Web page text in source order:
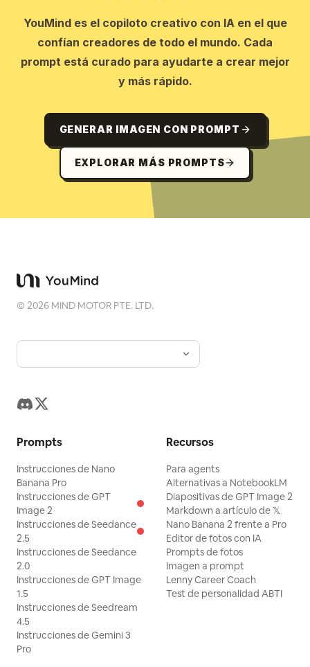
YouMind es el copiloto creativo con IA en el que
confían creadores de todo el mundo. Cada
prompt está curado para ayudarte a crear mejor
y más rápido.
GENERAR IMAGEN CON PROMPT
EXPLORAR MÁS PROMPTS
©2026 MIND MOTOR PTE. LTD.
Prompts
Instrucciones de Nano
Banana Pro
Instrucciones de GPT
Image 2
Instrucciones de Seedance
2.5
Instrucciones de Seedance
2.0
Instrucciones de GPT Image
1.5
Instrucciones de Seedream
4.5
Instrucciones de Gemini 3
Pro
Recursos
Para agents
Alternativas a NotebookLM
Diapositivas de GPT Image 2
Markdown a artículo de 𝕏
Nano Banana 2 frente a Pro
Editor de fotos con IA
Prompts de fotos
Imagen a prompt
Lenny Career Coach
Test de personalidad ABTI